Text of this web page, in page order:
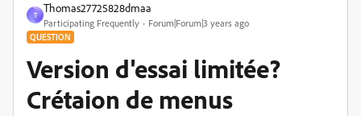
T
Thomas27725828dmaa
Participating Frequently Forum|Forum|3 years ago
QUESTION
Version d'essai limitée?
Crétaion de menus